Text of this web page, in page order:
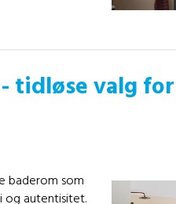
tidløse valg
baderom som
og autentisitet.